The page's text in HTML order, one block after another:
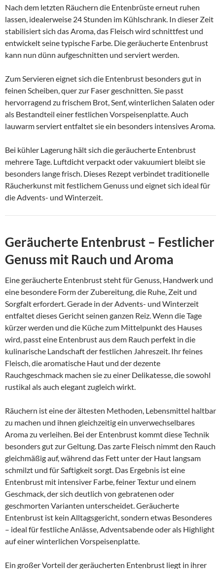
Nach dem letzten Räuchern die Entenbrüste erneut ruhen
lassen, idealerweise 24 Stunden im Kühlschrank. In dieser Zeit
stabilisiert sich das Aroma, das Fleisch wird schnittfest und
entwickelt seine typische Farbe. Die geräucherte Entenbrust
kann nun dünn aufgeschnitten und serviert werden.
Zum Servieren eignet sich die Entenbrust besonders gut in
feinen Scheiben, quer zur Faser geschnitten. Sie passt
hervorragend zu frischem Brot, Senf, winterlichen Salaten oder
als Bestandteil einer festlichen Vorspeisenplatte. Auch
lauwarm serviert entfaltet sie ein besonders intensives Aroma.
Bei kühler Lagerung hält sich die geräucherte Entenbrust
mehrere Tage. Luftdicht verpackt oder vakuumiert bleibt sie
besonders lange frisch. Dieses Rezept verbindet traditionelle
Räucherkunst mit festlichem Genuss und eignet sich ideal für
die Advents- und Winterzeit.
Geräucherte Entenbrust – Festlicher
Genuss mit Rauch und Aroma
Eine geräucherte Entenbrust steht für Genuss, Handwerk und
eine besondere Form der Zubereitung, die Ruhe, Zeit und
Sorgfalt erfordert. Gerade in der Advents- und Winterzeit
entfaltet dieses Gericht seinen ganzen Reiz. Wenn die Tage
kürzer werden und die Küche zum Mittelpunkt des Hauses
wird, passt eine Entenbrust aus dem Rauch perfekt in die
kulinarische Landschaft der festlichen Jahreszeit. Ihr feines
Fleisch, die aromatische Haut und der dezente
Rauchgeschmack machen sie zu einer Delikatesse, die sowohl
rustikal als auch elegant zugleich wirkt.
Räuchern ist eine der ältesten Methoden, Lebensmittel haltbar
zu machen und ihnen gleichzeitig ein unverwechselbares
Aroma zu verleihen. Bei der Entenbrust kommt diese Technik
besonders gut zur Geltung. Das zarte Fleisch nimmt den Rauch
gleichmäßig auf, während das Fett unter der Haut langsam
schmilzt und für Saftigkeit sorgt. Das Ergebnis ist eine
Entenbrust mit intensiver Farbe, feiner Textur und einem
Geschmack, der sich deutlich von gebratenen oder
geschmorten Varianten unterscheidet. Geräucherte
Entenbrust ist kein Alltagsgericht, sondern etwas Besonderes
– ideal für festliche Anlässe, Adventsabende oder als Highlight
auf einer winterlichen Vorspeisenplatte.
Ein großer Vorteil der geräucherten Entenbrust liegt in ihrer